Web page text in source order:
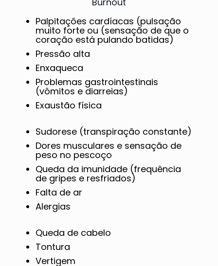
Palpitações cardíacas (pulsação
muito forte ou (sensação de que o
coração está pulando batidas)
Pressão alta
Enxaqueca
Problemas gastrointestinais
(vômitos e diarreias)
Exaustão física
Sudorese (transpiração constante)
Dores musculares e sensação de
peso no pescoço
Queda da imunidade (frequência
de gripes e resfriados)
Falta de ar
Alergias
Queda de cabelo
Tontura
Vertigem